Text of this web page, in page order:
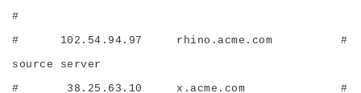
#
# 102.54.94.97 rhino.acme.com #
source server
# 38.25.63.10 x.acme.com #